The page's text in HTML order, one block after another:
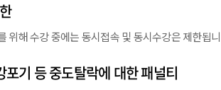
위해 수강 중에는 동시접속 및 동시수강은 제한됩
포기 등 중도탈락에 대한 패널티